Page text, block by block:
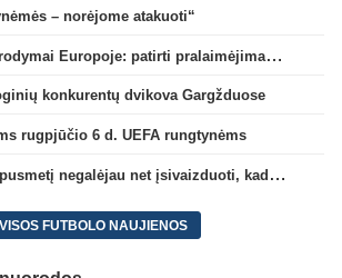
– norėjome atakuoti“
Lietuvos klubų pasirodymai Europoje: patirti pralaimėjimai Kroatijos atstovams
konkurentų dvikova Gargžduose
rugpjūčio 6 d. UEFA rungtynėms
M. Capanas: „Prieš pusmetį negalėjau net įsivaizduoti, kad žaisime prieš „Hajduk“
VISOS FUTBOLO NAUJIENOS